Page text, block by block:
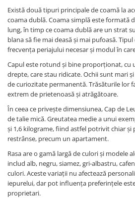
Există două tipuri principale de coamă la
coama dublă. Coama simplă este formată
lung, în timp ce coama dublă are un strat
blana să fie mai deasă și mai pufoasă.
frecvența periajului necesar și modul în
Capul este rotund și bine proporționat, cu
drepte, care stau ridicate. Ochii sunt mari
de curiozitate permanentă. Trăsăturile lor
extrem de prietenoasă și atrăgătoare.
În ceea ce privește dimensiunea, Cap de
de talie mică. Greutatea medie a unui
și 1,6 kilograme, fiind astfel potrivit chiar și
restrânse, precum un apartament.
Rasa are o gamă largă de culori și modele
includ alb, negru, siamez, gri-albastru,
culori. Aceste variații nu afectează
iepurelui, dar pot influența preferințele
proprietari.